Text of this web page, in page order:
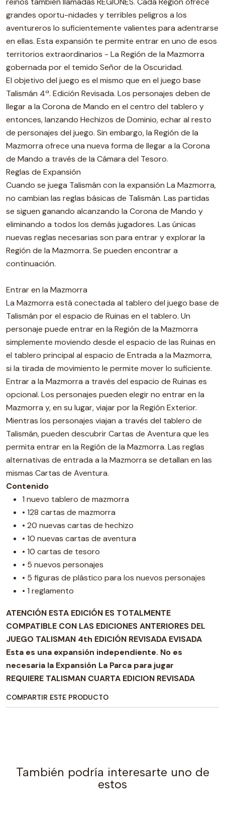
grandes oportu-nidades y terribles peligros a los
aventureros lo suficientemente valientes para adentrarse
en ellas. Esta expansión te permite entrar en uno de esos
territorios extraordinarios - La Región de la Mazmorra
gobernada por el temido Señor de la Oscuridad.
El objetivo del juego es el mismo que en el juego base
Talismán 4ª. Edición Revisada. Los personajes deben de
llegar a la Corona de Mando en el centro del tablero y
entonces, lanzando Hechizos de Dominio, echar al resto
de personajes del juego. Sin embargo, la Región de la
Mazmorra ofrece una nueva forma de llegar a la Corona
de Mando a través de la Cámara del Tesoro.
Reglas de Expansión
Cuando se juega Talismán con la expansión La Mazmorra,
no cambian las reglas básicas de Talismán. Las partidas
se siguen ganando alcanzando la Corona de Mando y
eliminando a todos los demás jugadores. Las únicas
nuevas reglas necesarias son para entrar y explorar la
Región de la Mazmorra. Se pueden encontrar a
continuación.
Entrar en la Mazmorra
La Mazmorra está conectada al tablero del juego base de
Talismán por el espacio de Ruinas en el tablero. Un
personaje puede entrar en la Región de la Mazmorra
simplemente moviendo desde el espacio de las Ruinas en
el tablero principal al espacio de Entrada a la Mazmorra,
si la tirada de movimiento le permite mover lo suficiente.
Entrar a la Mazmorra a través del espacio de Ruinas es
opcional. Los personajes pueden elegir no entrar en la
Mazmorra y, en su lugar, viajar por la Región Exterior.
Mientras los personajes viajan a través del tablero de
Talismán, pueden descubrir Cartas de Aventura que les
permita entrar en la Región de la Mazmorra. Las reglas
alternativas de entrada a la Mazmorra se detallan en las
mismas Cartas de Aventura.
Contenido
1 nuevo tablero de mazmorra
• 128 cartas de mazmorra
• 20 nuevas cartas de hechizo
• 10 nuevas cartas de aventura
• 10 cartas de tesoro
• 5 nuevos personajes
• 5 figuras de plástico para los nuevos personajes
• 1 reglamento
ATENCIÓN ESTA EDICIÓN ES TOTALMENTE
COMPATIBLE CON LAS EDICIONES ANTERIORES DEL
JUEGO TALISMAN 4th EDICIÓN REVISADA EVISADA
Esta es una expansión independiente. No es
necesaria la Expansión La Parca para jugar
REQUIERE TALISMAN CUARTA EDICION REVISADA
COMPARTIR ESTE PRODUCTO
También podría interesarte uno de
estos